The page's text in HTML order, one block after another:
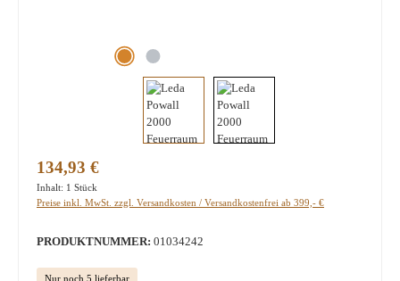
Regulärer Preis:
134,93 €
Inhalt: 1 Stück
Preise inkl. MwSt. zzgl. Versandkosten / Versandkostenfrei ab 399,- €
PRODUKTNUMMER: 01034242
Nur noch 5 lieferbar